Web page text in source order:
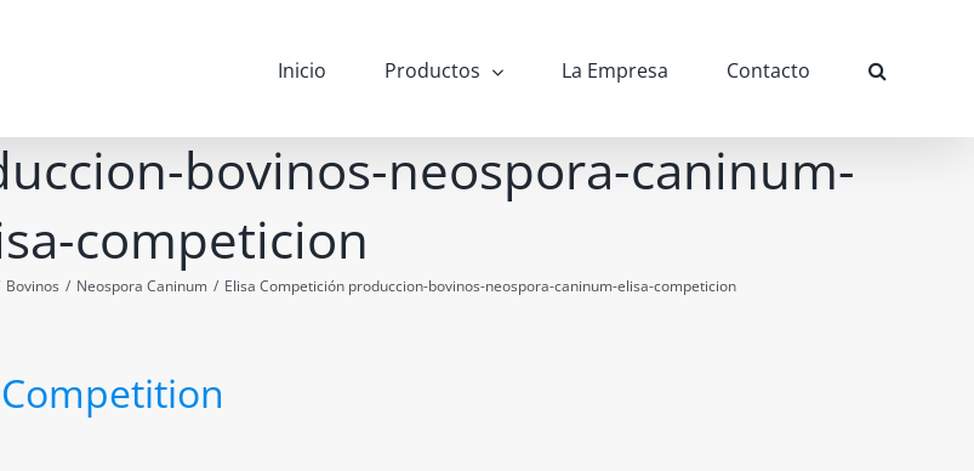
Inicio Productos La Empresa Contacto
bovinos-neospora-caninum-
competicion
Bovinos / Neospora Caninum / Elisa Competición produccion-bovinos-neospora-caninum-elisa-competicion